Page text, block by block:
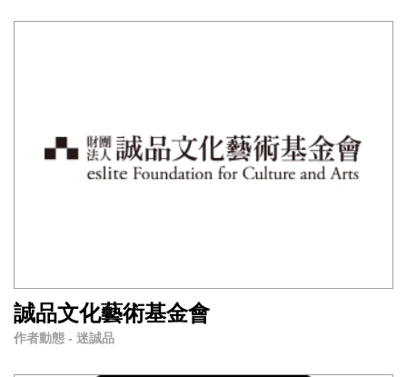
誠品文化藝術基金會
作者動態 - 迷誠品